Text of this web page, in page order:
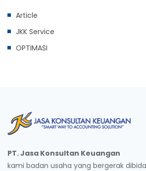
Article
JKK Service
OPTIMASI
PT. Jasa Konsultan Keuangan
kami badan usaha yang bergerak